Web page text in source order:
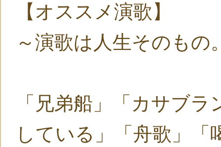
【オススメ演歌】
～演歌は人生そのも
「兄弟船」「カサブ
している」「舟歌」「